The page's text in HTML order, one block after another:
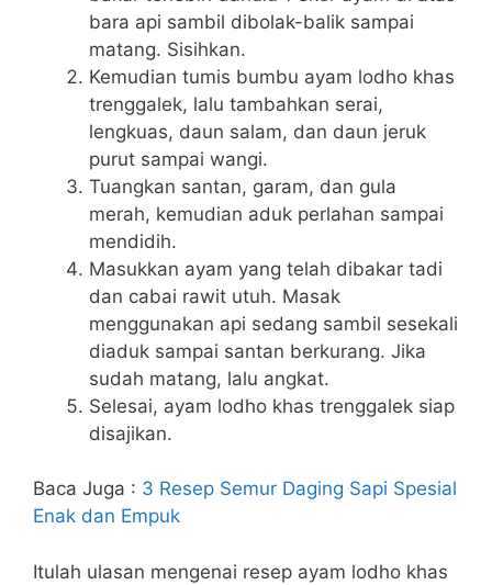
bara api sambil dibolak-balik sampai
matang. Sisihkan.
Kemudian tumis bumbu ayam lodho khas
trenggalek, lalu tambahkan serai,
lengkuas, daun salam, dan daun jeruk
purut sampai wangi.
Tuangkan santan, garam, dan gula
merah, kemudian aduk perlahan sampai
mendidih.
Masukkan ayam yang telah dibakar tadi
dan cabai rawit utuh. Masak
menggunakan api sedang sambil sesekali
diaduk sampai santan berkurang. Jika
sudah matang, lalu angkat.
Selesai, ayam lodho khas trenggalek siap
disajikan.
Baca Juga : 3 Resep Semur Daging Sapi Spesial
Enak dan Empuk
Itulah ulasan mengenai resep ayam lodho khas